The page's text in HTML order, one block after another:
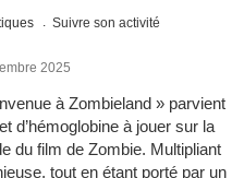
Suivre son activité
2025
à Zombieland » parvient
d’hémoglobine à jouer sur la
du film de Zombie. Multipliant
tout en étant porté par un